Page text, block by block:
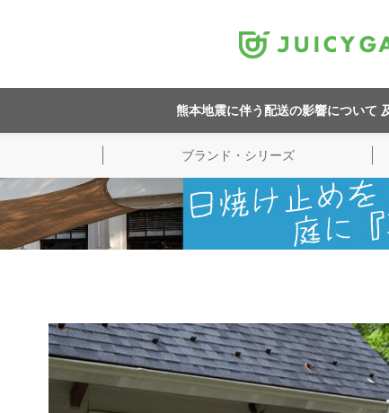
熊本地震に伴う配送の影響について
ブランド・シリーズ